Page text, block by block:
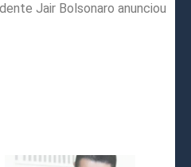
Jair Bolsonaro anunciou